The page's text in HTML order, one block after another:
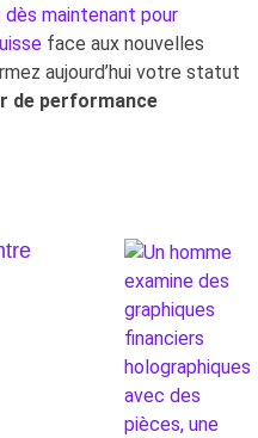
dès maintenant pour
face aux nouvelles
aujourd’hui votre statut
de performance